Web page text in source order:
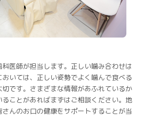
医師が担当します。正しい噛み合わせは
いては、正しい姿勢でよく噛んで食べる
です。さまざまな情報があふれているか
ことがあればまずはご相談ください。地
んのお口の健康をサポートすることが当